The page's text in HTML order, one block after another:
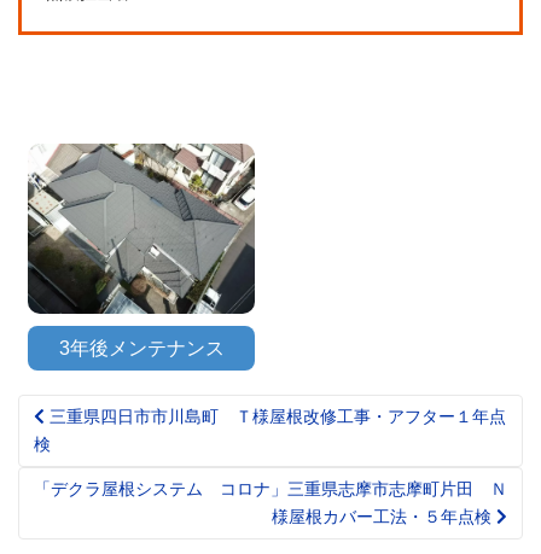
3年後メンテナンス
Post
navigation
三重県四日市市川島町 Ｔ様屋根改修工事・アフター１年点
検
「デクラ屋根システム コロナ」三重県志摩市志摩町片田 Ｎ
様屋根カバー工法・５年点検